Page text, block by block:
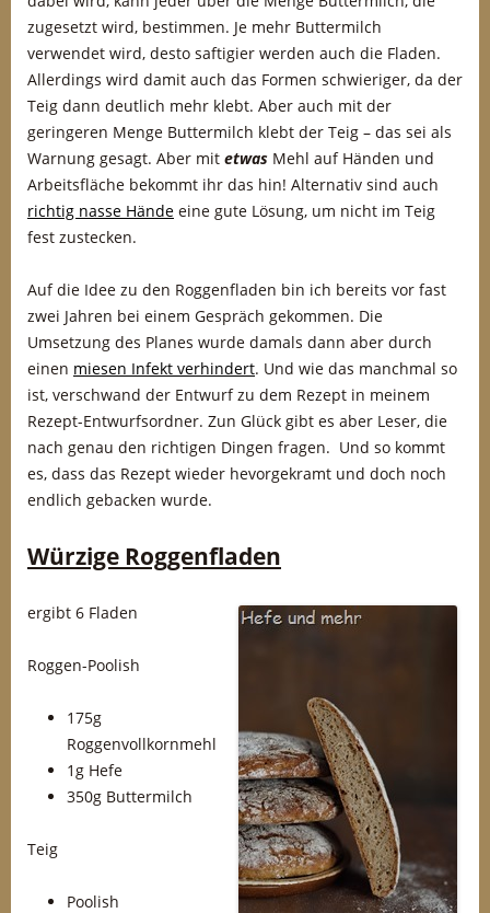
zugesetzt wird, bestimmen. Je mehr Buttermilch
verwendet wird, desto saftigier werden auch die Fladen.
Allerdings wird damit auch das Formen schwieriger, da der
Teig dann deutlich mehr klebt. Aber auch mit der
geringeren Menge Buttermilch klebt der Teig – das sei als
Warnung gesagt. Aber mit etwas Mehl auf Händen und
Arbeitsfläche bekommt ihr das hin! Alternativ sind auch
richtig nasse Hände eine gute Lösung, um nicht im Teig
fest zustecken.
Auf die Idee zu den Roggenfladen bin ich bereits vor fast
zwei Jahren bei einem Gespräch gekommen. Die
Umsetzung des Planes wurde damals dann aber durch
einen miesen Infekt verhindert. Und wie das manchmal so
ist, verschwand der Entwurf zu dem Rezept in meinem
Rezept-Entwurfsordner. Zun Glück gibt es aber Leser, die
nach genau den richtigen Dingen fragen. Und so kommt
es, dass das Rezept wieder hevorgekramt und doch noch
endlich gebacken wurde.
Würzige Roggenfladen
ergibt 6 Fladen
Roggen-Poolish
175g
Roggenvollkornmehl
1g Hefe
350g Buttermilch
Teig
Poolish